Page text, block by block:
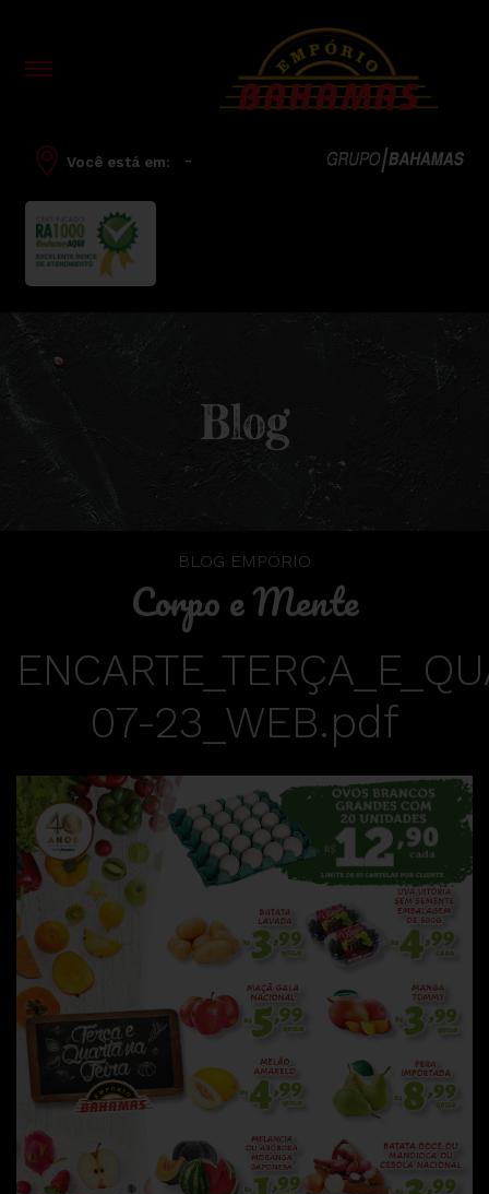
Você está em: -
Blog
BLOG EMPÓRIO
Corpo e Mente
07-23_WEB.pdf